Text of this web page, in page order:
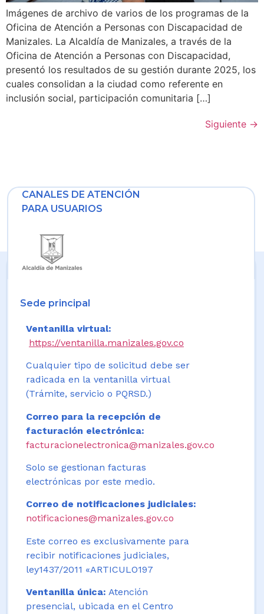
Imágenes de archivo de varios de los programas de la
Oficina de Atención a Personas con Discapacidad de
Manizales. La Alcaldía de Manizales, a través de la
Oficina de Atención a Personas con Discapacidad,
presentó los resultados de su gestión durante 2025, los
cuales consolidan a la ciudad como referente en
inclusión social, participación comunitaria […]
Siguiente →
CANALES DE ATENCIÓN
PARA USUARIOS
Sede principal
Ventanilla virtual:
https://ventanilla.manizales.gov.co
Cualquier tipo de solicitud debe ser
radicada en la ventanilla virtual
(Trámite, servicio o PQRSD.)
Correo para la recepción de
facturación electrónica:
facturacionelectronica@manizales.gov.co
Solo se gestionan facturas
electrónicas por este medio.
Correo de notificaciones judiciales:
notificaciones@manizales.gov.co
Este correo es exclusivamente para
recibir notificaciones judiciales,
ley1437/2011 «ARTICULO197
Ventanilla única: Atención
presencial, ubicada en el Centro